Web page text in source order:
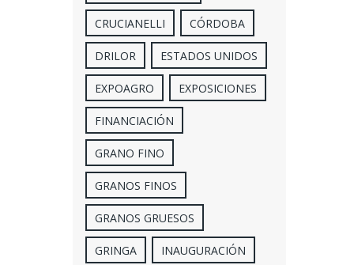
CRUCIANELLI CÓRDOBA
DRILOR ESTADOS UNIDOS
EXPOAGRO EXPOSICIONES
FINANCIACIÓN
GRANO FINO
GRANOS FINOS
GRANOS GRUESOS
GRINGA INAUGURACIÓN